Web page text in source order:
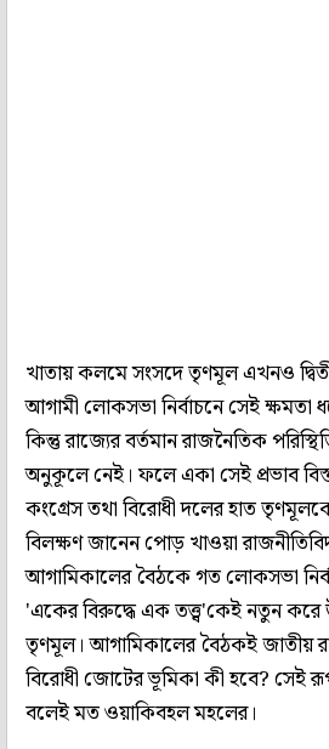
খাতায় কলমে সংসদে তৃণমূল এখনও
আগামী লোকসভা নির্বাচনে সেই ক্ষমতা
কিন্তু রাজ্যের বর্তমান রাজনৈতিক
অনুকূলে নেই। ফলে একা সেই প্রভাব
কংগ্রেস তথা বিরোধী দলের হাত
বিলক্ষণ জানেন পোড় খাওয়া
আগামিকালের বৈঠকে গত লোকসভা
'একের বিরুদ্ধে এক তত্ত্ব'কেই নতুন
তৃণমূল। আগামিকালের বৈঠকই জাতীয়
বিরোধী জোটের ভূমিকা কী হবে? সেই
বলেই মত ওয়াকিবহল মহলের।